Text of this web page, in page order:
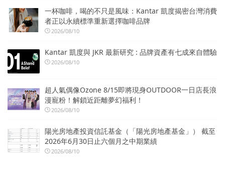
一杯咖啡，喝的不只是風味：Kantar 凱度揭密台灣消費
者正以永續標準重新選擇咖啡品牌
2026/08/10
Kantar 凱度與 JKR 最新研究 : 品牌資產有七成來自體驗
2026/08/10
超人氣偶像Ozone 8/15即將現身OUTDOOR一日店長浪
漫寵粉！解鎖近距離夢幻福利！
2026/08/10
陽光房地產投資信託基金（「陽光房地產基金」） 截至
2026年6月30日止六個月之中期業績
2026/08/10